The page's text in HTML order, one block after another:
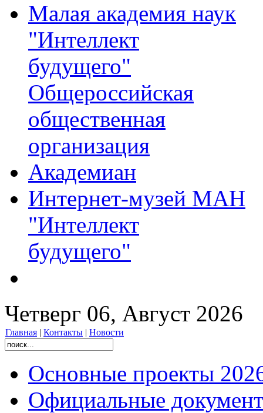
Малая академия наук
"Интеллект
будущего"
Общероссийская
общественная
организация
Академиан
Интернет-музей МАН
"Интеллект
будущего"
Четверг 06, Август 2026
Главная | Контакты | Новости
Основные проекты
Официальные